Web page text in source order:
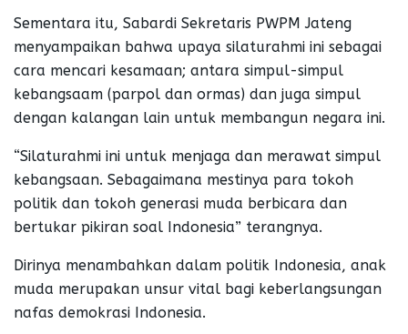
Sementara itu, Sabardi Sekretaris PWPM Jateng
menyampaikan bahwa upaya silaturahmi ini sebagai
cara mencari kesamaan; antara simpul-simpul
kebangsaam (parpol dan ormas) dan juga simpul
dengan kalangan lain untuk membangun negara ini.
“Silaturahmi ini untuk menjaga dan merawat simpul
kebangsaan. Sebagaimana mestinya para tokoh
politik dan tokoh generasi muda berbicara dan
bertukar pikiran soal Indonesia” terangnya.
Dirinya menambahkan dalam politik Indonesia, anak
muda merupakan unsur vital bagi keberlangsungan
nafas demokrasi Indonesia.